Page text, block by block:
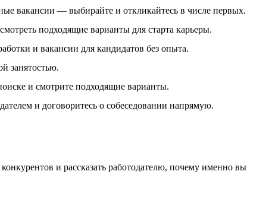
вакансии — выбирайте и откликайтесь в числе первых.
подходящие варианты для старта карьеры.
и вакансии для кандидатов без опыта.
занятостью.
и смотрите подходящие варианты.
и договоритесь о собеседовании напрямую.
и рассказать работодателю, почему именно вы